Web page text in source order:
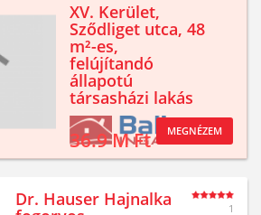
XV. Kerület,
Sződliget utca, 48
m²-es,
felújítandó
állapotú
társasházi lakás
36.9 M Ft MEGNÉZEM
Dr. Hauser Hajnalka
1